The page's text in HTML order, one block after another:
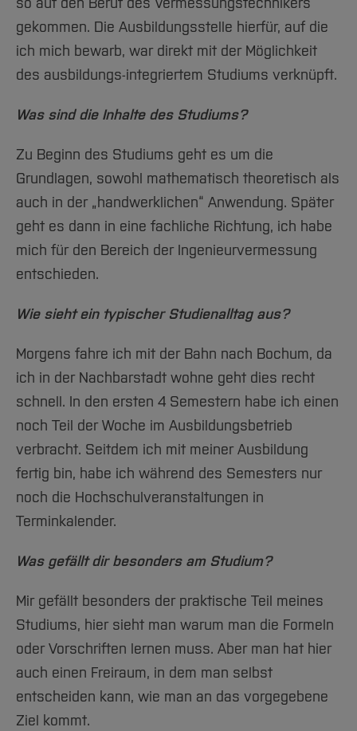
gekommen. Die Ausbildungsstelle hierfür, auf die
ich mich bewarb, war direkt mit der Möglichkeit
des ausbildungs-integriertem Studiums verknüpft.
Was sind die Inhalte des Studiums?
Zu Beginn des Studiums geht es um die
Grundlagen, sowohl mathematisch theoretisch als
auch in der „handwerklichen“ Anwendung. Später
geht es dann in eine fachliche Richtung, ich habe
mich für den Bereich der Ingenieurvermessung
entschieden.
Wie sieht ein typischer Studienalltag aus?
Morgens fahre ich mit der Bahn nach Bochum, da
ich in der Nachbarstadt wohne geht dies recht
schnell. In den ersten 4 Semestern habe ich einen
noch Teil der Woche im Ausbildungsbetrieb
verbracht. Seitdem ich mit meiner Ausbildung
fertig bin, habe ich während des Semesters nur
noch die Hochschulveranstaltungen in
Terminkalender.
Was gefällt dir besonders am Studium?
Mir gefällt besonders der praktische Teil meines
Studiums, hier sieht man warum man die Formeln
oder Vorschriften lernen muss. Aber man hat hier
auch einen Freiraum, in dem man selbst
entscheiden kann, wie man an das vorgegebene
Ziel kommt.